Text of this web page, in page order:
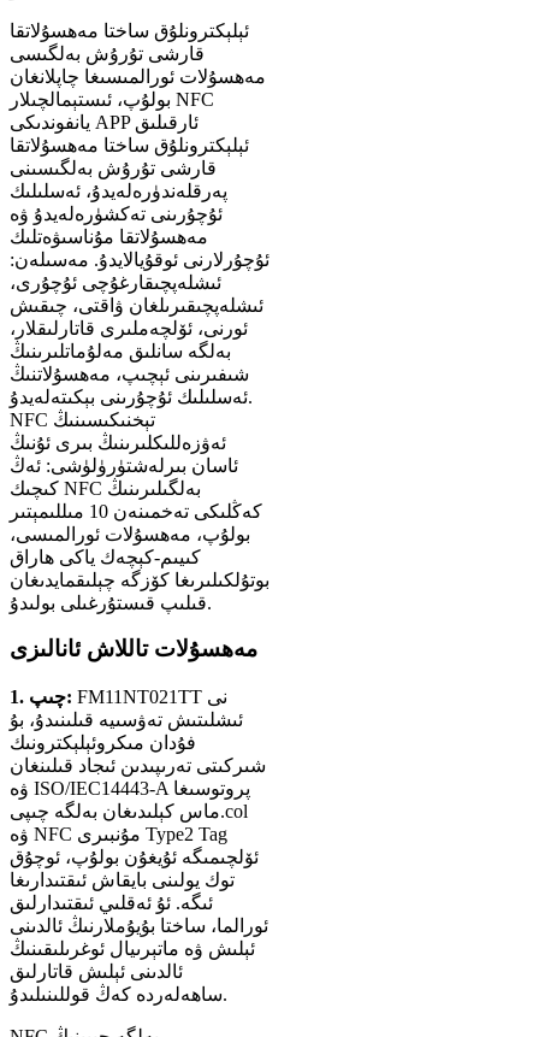
ئېلېكترونلۇق ساختا مەھسۇلاتقا
قارشى تۇرۇش بەلگىسى
مەھسۇلات ئورالمىسىغا چاپلانغان
بولۇپ، ئىستېمالچىلار NFC
يانفوندىكى APP ئارقىلىق
ئېلېكترونلۇق ساختا مەھسۇلاتقا
قارشى تۇرۇش بەلگىسىنى
پەرقلەندۈرەلەيدۇ، ئەسلىلىك
ئۇچۇرىنى تەكشۈرەلەيدۇ ۋە
مەھسۇلاتقا مۇناسىۋەتلىك
ئۇچۇرلارنى ئوقۇيالايدۇ. مەسىلەن:
ئىشلەپچىقارغۇچى ئۇچۇرى،
ئىشلەپچىقىرىلغان ۋاقتى، چىقىش
ئورنى، ئۆلچەملىرى قاتارلىقلار،
بەلگە سانلىق مەلۇماتلىرىنىڭ
شىفىرىنى ئېچىپ، مەھسۇلاتنىڭ
ئەسلىلىك ئۇچۇرىنى بېكىتەلەيدۇ.
NFC تېخنىكىسىنىڭ
ئەۋزەللىكلىرىنىڭ بىرى ئۇنىڭ
ئاسان بىرلەشتۈرۈلۈشى: ئەڭ
كىچىك NFC بەلگىلىرىنىڭ
كەڭلىكى تەخمىنەن 10 مىللىمېتىر
بولۇپ، مەھسۇلات ئورالمىسى،
كىيىم-كېچەك ياكى ھاراق
بوتۇلكىلىرىغا كۆزگە چېلىقمايدىغان
قىلىپ قىستۇرغىلى بولىدۇ.
مەھسۇلات تاللاش ئانالىزى
1. چىپ: FM11NT021TT نى
ئىشلىتىش تەۋسىيە قىلىنىدۇ، بۇ
فۇدان مىكروئېلېكترونىك
شىركىتى تەرىپىدىن ئىجاد قىلىنغان
ۋە ISO/IEC14443-A پروتوسىغا
ماس كېلىدىغان بەلگە چىپى.col
ۋە NFC مۇنبىرى Type2 Tag
ئۆلچىمىگە ئۇيغۇن بولۇپ، ئوچۇق
توك يولىنى بايقاش ئىقتىدارىغا
ئىگە. ئۇ ئەقلىي ئىقتىدارلىق
ئورالما، ساختا بۇيۇملارنىڭ ئالدىنى
ئېلىش ۋە ماتېرىيال ئوغرىلىقىنىڭ
ئالدىنى ئېلىش قاتارلىق
ساھەلەردە كەڭ قوللىنىلىدۇ.